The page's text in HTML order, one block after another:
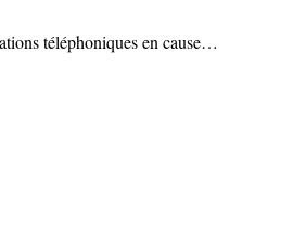
téléphoniques en cause…